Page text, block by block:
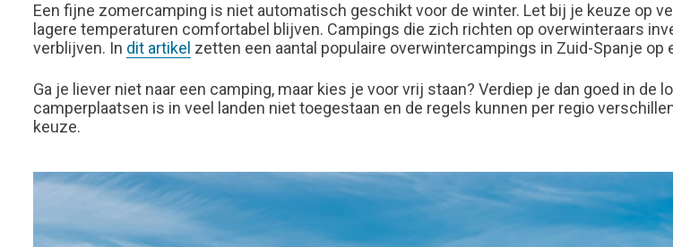
Een fijne zomercamping is niet automatisch geschikt voor de winter. Let bij je keuze op
lagere temperaturen comfortabel blijven. Campings die zich richten op overwinteraars
verblijven. In dit artikel zetten een aantal populaire overwintercampings in Zuid-Spanje op
Ga je liever niet naar een camping, maar kies je voor vrij staan? Verdiep je dan goed in
camperplaatsen is in veel landen niet toegestaan en de regels kunnen per regio
keuze.